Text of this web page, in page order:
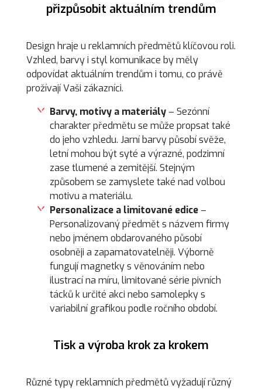
přizpůsobit aktuálním trendům
Design hraje u reklamních předmětů klíčovou roli.
Vzhled, barvy i styl komunikace by měly
odpovídat aktuálním trendům i tomu, co právě
prožívají Vaši zákazníci.
Barvy, motivy a materiály – Sezónní
charakter předmětu se může propsat také
do jeho vzhledu. Jarní barvy působí svěže,
letní mohou být syté a výrazné, podzimní
zase tlumené a zemitější. Stejným
způsobem se zamyslete také nad volbou
motivu a materiálu.
Personalizace a limitované edice –
Personalizovaný předmět s názvem firmy
nebo jménem obdarovaného působí
osobněji a zapamatovatelněji. Výborně
fungují magnetky s věnováním nebo
ilustrací na míru, limitované série pivních
tácků k určité akci nebo samolepky s
variabilní grafikou podle ročního období.
Tisk a výroba krok za krokem
Různé typy reklamních předmětů vyžadují různý